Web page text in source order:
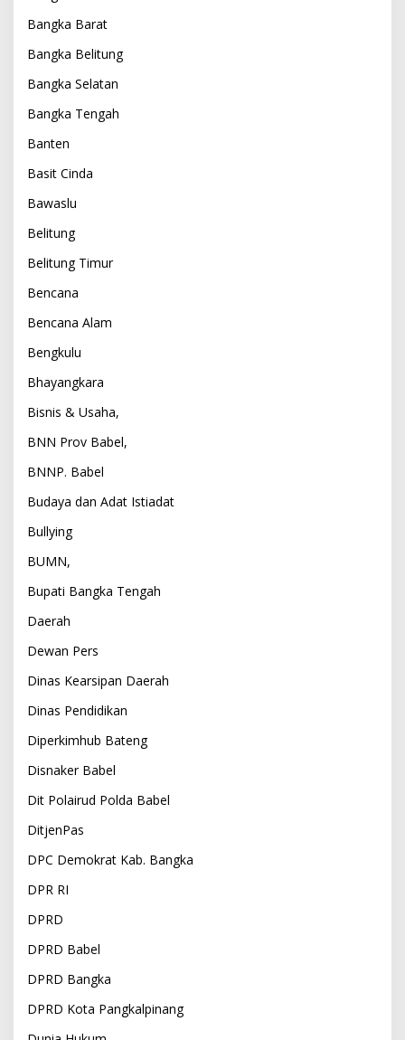
Bangka Barat
Bangka Belitung
Bangka Selatan
Bangka Tengah
Banten
Basit Cinda
Bawaslu
Belitung
Belitung Timur
Bencana
Bencana Alam
Bengkulu
Bhayangkara
Bisnis & Usaha,
BNN Prov Babel,
BNNP. Babel
Budaya dan Adat Istiadat
Bullying
BUMN,
Bupati Bangka Tengah
Daerah
Dewan Pers
Dinas Kearsipan Daerah
Dinas Pendidikan
Diperkimhub Bateng
Disnaker Babel
Dit Polairud Polda Babel
DitjenPas
DPC Demokrat Kab. Bangka
DPR RI
DPRD
DPRD Babel
DPRD Bangka
DPRD Kota Pangkalpinang